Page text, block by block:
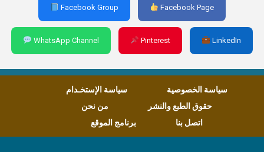
Facebook Group Facebook Page
WhatsApp Channel Pinterest LinkedIn
سياسة الخصوصية
سياسة الإستخـدام
حقوق الطبع والنشر
من نحن
اتصل بنا
برنامج الموقع